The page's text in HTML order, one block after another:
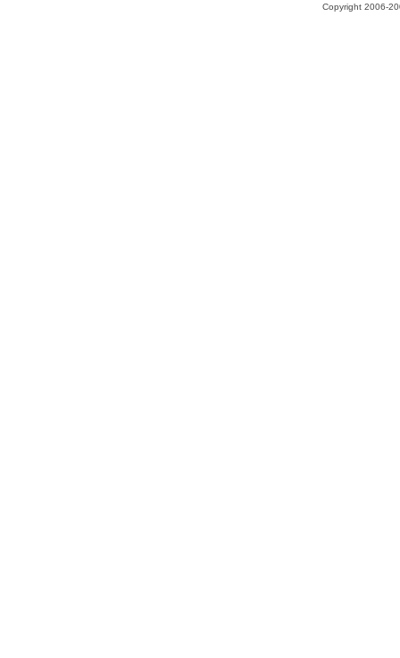
Copyright 2006-